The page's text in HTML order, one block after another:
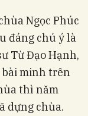
Ngọc Phúc
đáng chú ý là
Từ Đạo Hạnh,
bài minh trên
thì năm
dựng chùa.